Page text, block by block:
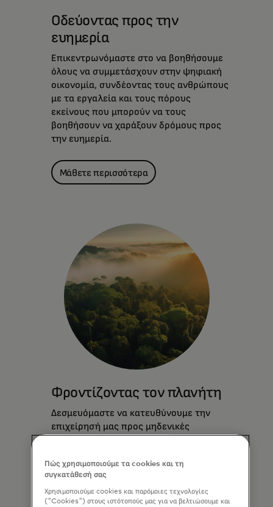
Οδεύοντας προς την
ευημερία
Επικεντρωνόμαστε στο να βοηθήσουμε
όλους να συμμετάσχουν στην ψηφιακή
οικονομία, συνδέοντας τους ανθρώπους
με τα εργαλεία και τους πόρους
εκείνους που μπορούν να τους
βοηθήσουν να χαράξουν δρόμους προς
την ευημερία.
Μάθετε περισσότερα
Φροντίζοντας τον πλανήτη
Δεσμευόμαστε να κατευθύνουμε την
επιχείρησή μας προς μηδενικές
ανθρώπους και τον πλανήτη.
Μάθετε περισσότερα
Πώς χρησιμοποιούμε τα cookies και τη
συγκατάθεσή σας
Χρησιμοποιούμε cookies και παρόμοιες τεχνολογίες
("Cookies") στους ιστότοπούς μας για να βελτιώσουμε και